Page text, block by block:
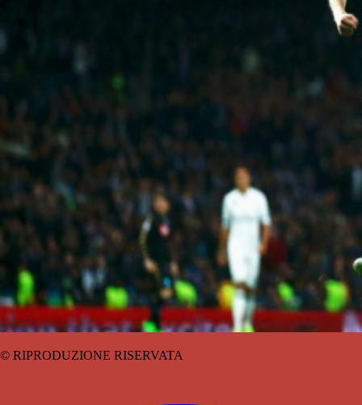
© RIPRODUZIONE RISERVATA